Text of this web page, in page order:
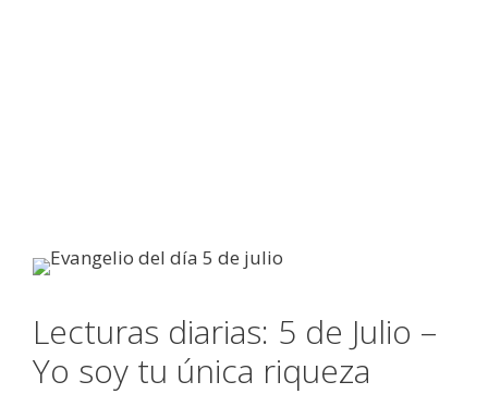
Lecturas diarias: 5 de Julio –
Yo soy tu única riqueza